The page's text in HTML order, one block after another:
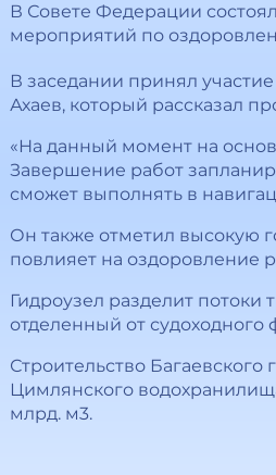
В Совете Федерации
мероприятий по
В заседании принял
Ахаев, который рассказал
«На данный момент на
Завершение работ
сможет выполнять в
Он также отметил высокую
повлияет на оздоровление
Гидроузел разделит
отделенный от
Строительство
Цимлянского
млрд. м3.